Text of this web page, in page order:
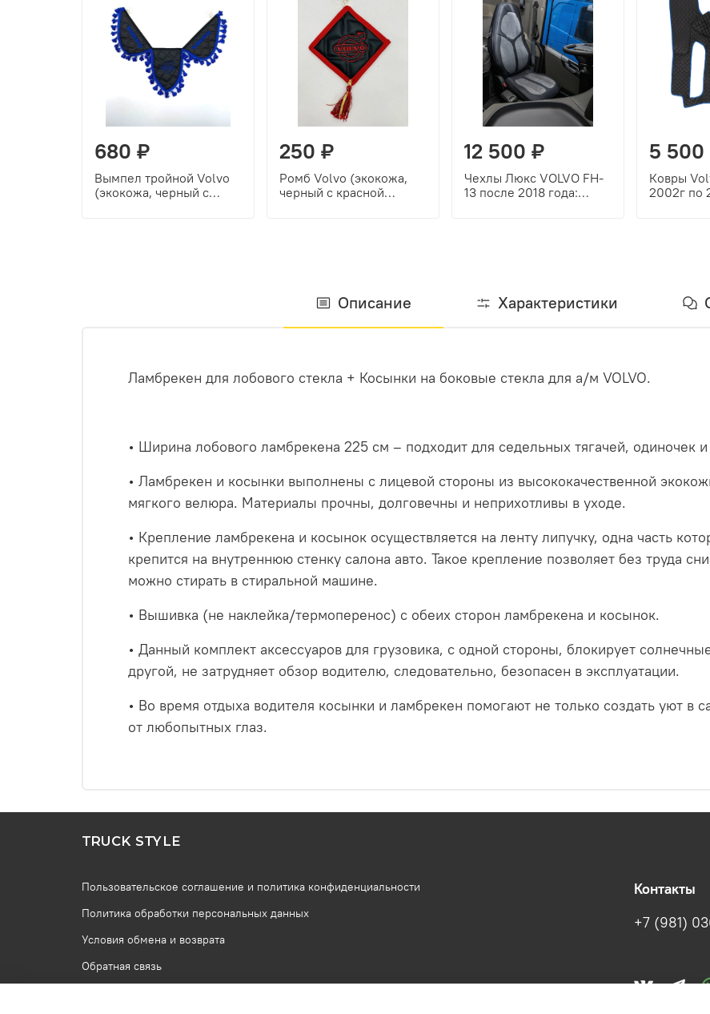
680 ₽
Вымпел тройной Volvo
(экокожа, черный с
250 ₽
Ромб Volvo (экокожа,
черный с красной
12 500 ₽
Чехлы Люкс VOLVO FH-
13 после 2018 года:
5 500
Ковры
2002г по
Описание Характеристики
Ламбрекен для лобового стекла + Косынки на боковые стекла для а/м VOLVO.
• Ширина лобового ламбрекена 225 см – подходит для седельных тягачей, одиночек
• Ламбрекен и косынки выполнены с лицевой стороны из высококачественной
мягкого велюра. Материалы прочны, долговечны и неприхотливы в уходе.
• Крепление ламбрекена и косынок осуществляется на ленту липучку, одна часть
крепится на внутреннюю стенку салона авто. Такое крепление позволяет без труда
можно стирать в стиральной машине.
• Вышивка (не наклейка/термоперенос) с обеих сторон ламбрекена и косынок.
• Данный комплект аксессуаров для грузовика, с одной стороны, блокирует
другой, не затрудняет обзор водителю, следовательно, безопасен в эксплуатации.
• Во время отдыха водителя косынки и ламбрекен помогают не только создать уют в
от любопытных глаз.
TRUCK STYLE
Пользовательское соглашение и политика конфиденциальности
Политика обработки персональных данных
Условия обмена и возврата
Обратная связь
Контакты
+7 (981)